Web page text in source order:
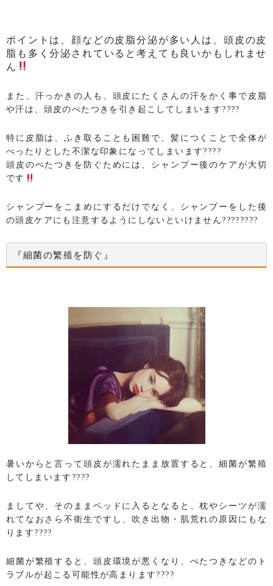
ポイントは、顔などの皮脂分泌が多い人は、頭皮の皮
脂も多く分泌されていると考えても良いかもしれませ
ん
また、汗っかきの人も、頭皮にたくさんの汗をかく事で皮脂
や汗は、頭皮のべたつきを引き起こしてしまいます????
特に皮脂は、ふき取ることも困難で、髪につくことで全体が
べったりとした不潔な印象になってしまいます????
頭皮のべたつきを防ぐためには、シャンプー後のケアが大切
です
シャンプーをこまめにするだけでなく、シャンプーをした後
の頭皮ケアにも注意するようにしないといけません????????
『細菌の繁殖を防ぐ』
暑いからと言って頭皮が濡れたまま放置すると、細菌が繁殖
してしまいます????
ましてや、そのままベッドに入るとなると、枕やシーツが濡
れてなおさら不衛生ですし、吹き出物・肌荒れの原因にもな
ります????
細菌が繁殖すると、頭皮環境が悪くなり、べたつきなどのト
ラブルが起こる可能性が高まります????